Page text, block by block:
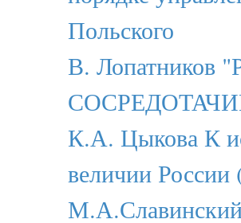
Польского
В. Лопатников
К.А. Цыкова К
величии России